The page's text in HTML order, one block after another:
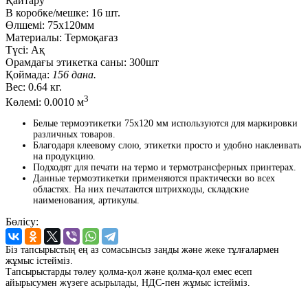
В коробке/мешке: 16 шт.
Өлшемі: 75х120мм
Материалы: Термоқағаз
Түсі: Ақ
Орамдағы этикетка саны: 300шт
Қоймада: 156 дана.
Вес: 0.64 кг.
Көлемі: 0.0010 м3
Белые термоэтикетки 75x120 мм используются для маркировки
различных товаров.
Благодаря клеевому слою, этикетки просто и удобно наклеивать
на продукцию.
Подходят для печати на термо и термотрансферных принтерах.
Данные термоэтикетки применяются практически во всех
областях. На них печатаются штрихкоды, складские
наименования, артикулы.
Бөлісу:
Біз тапсырыстың ең аз сомасынсыз заңды және жеке тұлғалармен
жұмыс істейміз.
Тапсырыстарды төлеу қолма-қол және қолма-қол емес есеп
айырысумен жүзеге асырылады, НДС-пен жұмыс істейміз.